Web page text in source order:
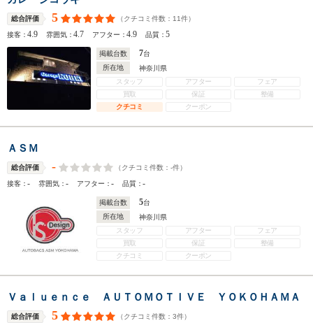
総合評価 5 （クチコミ件数： 11件）
接客：4.9 雰囲気：4.7 アフター：4.9 品質：5
掲載台数 7台
所在地
神奈川県
スタッフ
アフター
フェア
買取
保証
整備
クチコミ
クーポン
ＡＳＭ
総合評価 - （クチコミ件数： -件）
接客：- 雰囲気：- アフター：- 品質：-
掲載台数 5台
所在地
神奈川県
スタッフ
アフター
フェア
買取
保証
整備
クチコミ
クーポン
Ｖａｌｕｅｎｃｅ ＡＵＴＯＭＯＴＩＶＥ ＹＯＫＯＨＡＭＡ
総合評価 5 （クチコミ件数： 3件）